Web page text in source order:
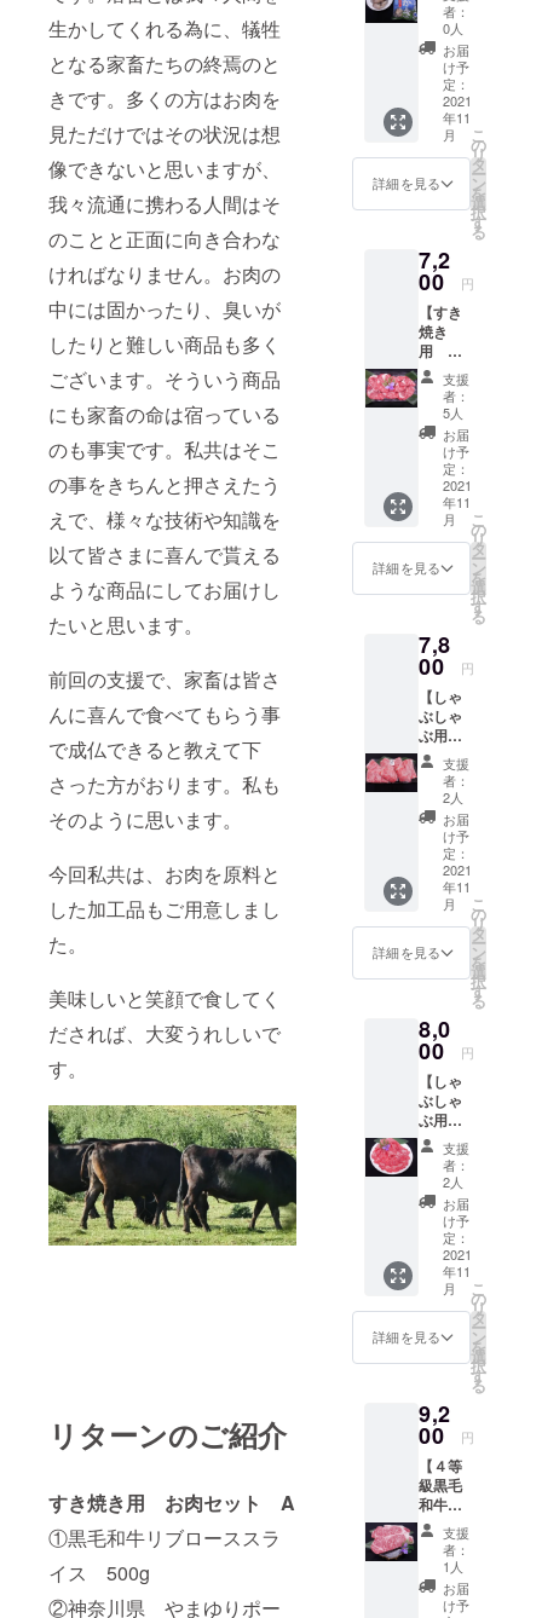
生かしてくれる為に、犠牲
となる家畜たちの終焉のと
きです。多くの方はお肉を
見ただけではその状況は想
像できないと思いますが、
我々流通に携わる人間はそ
のことと正面に向き合わな
ければなりません。お肉の
中には固かったり、臭いが
したりと難しい商品も多く
ございます。そういう商品
にも家畜の命は宿っている
のも事実です。私共はそこ
の事をきちんと押さえたう
えで、様々な技術や知識を
以て皆さまに喜んで貰える
ような商品にしてお届けし
たいと思います。
前回の支援で、家畜は皆さ
んに喜んで食べてもらう事
で成仏できると教えて下
さった方がおります。私も
そのように思います。
今回私共は、お肉を原料と
した加工品もご用意しまし
た。
美味しいと笑顔で食してく
だされば、大変うれしいで
す。
リターンのご紹介
すき焼き用 お肉セット A
①黒毛和牛リブローススラ
イス 500g
②神奈川県 やまゆりポー
ます。
①天然
猪ロー
ス 250
×1
②天然
猪バラ
肉 250
ｇ×1
×1 ②き
りたん
ぽ 3本
（約280
ｇ）×2
③きり
たんぽ
鍋用つ
ゆ 200
ｇ×1
で使わ
れる一
般的な
鴨で
す。 ②
シャラ
ン鴨
ロー
ライ
ス
シャラ
ン産の
窒息鴨
です。
③バル
バリー
鴨ロー
ス ス
ライ
ス
300ｇ
×1
とうも
ろこし
をふん
食べさ
せたバ
の鴨で
す。
ク』平
成17年
度～23
年度・
25年度
で農林
水産大
臣賞を
受賞
し、か
定され
た高品
質の豚
肉で
す。 ①
黒毛和
牛 肩
ロース
スライ
ス
500g×1
②神奈
川県
やまゆ
りポー
ク
ロース
和牛
ロース
トビー
フ
セッ
ト】
【限定
190セッ
ト】
【定価
￥1090
0】
県産牡
蠣むき
身 ８
００g×1
名
水百選
にも選
ばれた
太田川
をはじ
め、湾
西部の
小瀬
川、今
津川等
から広
島湾に
恵
みを受
け、す
くすく
育った
かきを
剝き身
にし急
速凍結
してあ
りま
す。サ
イズも
3L とい
う特大
サイズ
で業務
出回ら
ない貴
重な牡
蠣で
す。好
きな方
にはた
まらな
い一品
です。
②肉屋
横丁特
製ロー
スト
ビー
300-
400
毛和牛
のもも
肉を原
料とし
て作り
上げて
ありま
す。輸
入物を
原料と
した
者：
0人
お届
け予
定：
2021
年11
月
詳細を見る
こ
の
リ
タ
ー
ン
を
選
択
す
る
7,2
00 円
【すき
焼き
用 お
肉セッ
ト A】
【定価
￥1020
こ
だわり
の品種
とこだ
わりの
専用飼
料によ
り生産
神奈川
県で
育った
おいし
い豚肉
『やま
ゆり
ポー
ク』平
成17年
度～23
年度・
25年度
で農林
水産大
臣賞を
受賞
ドに認
定され
た高品
質の豚
肉で
す。 ①
黒毛和
牛リブ
ロース
スライ
ス
500g×1
②神奈
川県
やまゆ
りポー
ク
500g×1
支援
者：
5人
お届
け予
定：
2021
年11
月
詳細を見る
こ
の
リ
タ
ー
ン
を
選
択
す
る
7,8
00 円
【しゃ
ぶしゃ
ぶ用
お肉
セッ
ト B】
【定価
￥1050
こ
だわり
の品種
とこだ
わりの
専用飼
料によ
された
神奈川
県で
育った
おいし
い豚肉
『やま
ゆり
ポー
ク』平
成17年
度～23
年度・
25年度
で農林
水産大
臣賞を
ブラン
ドに認
定され
た高品
質の豚
肉で
す。 ①
黒毛和
牛 肩
ロース
スライ
支援
者：
2人
お届
け予
定：
2021
年11
月
詳細を見る
こ
の
リ
タ
ー
ン
を
選
択
す
る
8,0
00 円
【しゃ
ぶしゃ
ぶ用
お肉
セッ
ト A】
【定価
￥1100
こ
だわり
の品種
とこだ
わりの
専用飼
料によ
された
神奈川
県で
育った
おいし
い豚肉
『やま
ゆり
ポー
ク』平
成17年
支援
者：
2人
お届
け予
定：
2021
年11
月
詳細を見る
こ
の
リ
タ
ー
ン
を
選
択
す
る
9,2
00 円
【４等
級黒毛
和牛
サーロ
インス
テー
キ】
【定価
支援
者：
1人
お届
け予